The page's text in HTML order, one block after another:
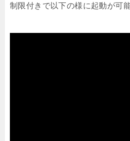
制限付きで以下の様に起動が可